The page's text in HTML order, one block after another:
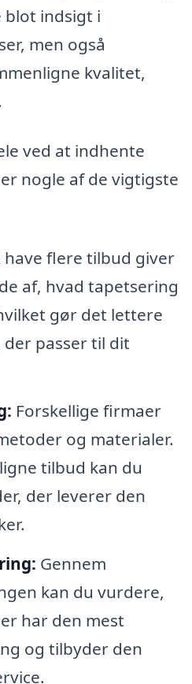
blot indsigt i
men også
kvalitet,
ved at indhente
nogle af de vigtigste
have flere tilbud giver
af, hvad tapetsering
gør det lettere
passer til dit
Forskellige firmaer
og materialer.
tilbud kan du
der leverer den
Gennem
kan du vurdere,
har den mest
og tilbyder den